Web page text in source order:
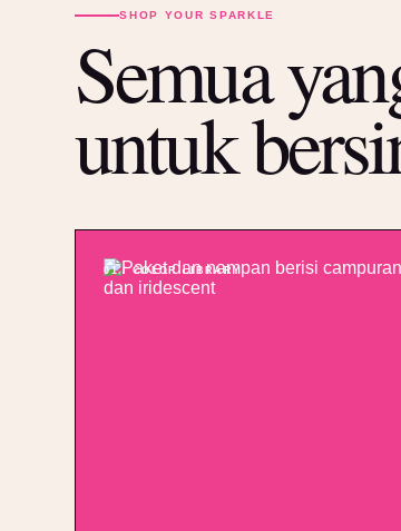
SHOP YOUR SPARKLE
Semua
untuk
01 / COLOR LIBRARY